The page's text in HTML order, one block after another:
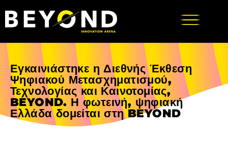
Εγκαινιάστηκε η Διεθνής Έκθεση
Ψηφιακού Μετασχηματισμού,
Τεχνολογίας και Καινοτομίας,
BEYOND. Η φωτεινή, ψηφιακή
Ελλάδα δομείται στη BEYOND